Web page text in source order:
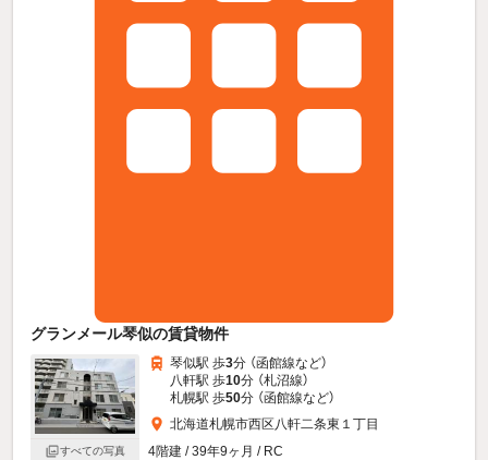
グランメール琴似の賃貸物件
すべての写真
琴似駅 歩3分 （函館線など）
八軒駅 歩10分 （札沼線）
札幌駅 歩50分 （函館線など）
北海道札幌市西区八軒二条東１丁目
4階建 / 39年9ヶ月 / RC